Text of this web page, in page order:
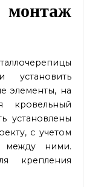
установить
элементы, на
кровельный
установлены
с учетом
между ними.
крепления